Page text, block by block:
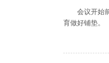
会议开始
育做好铺垫。